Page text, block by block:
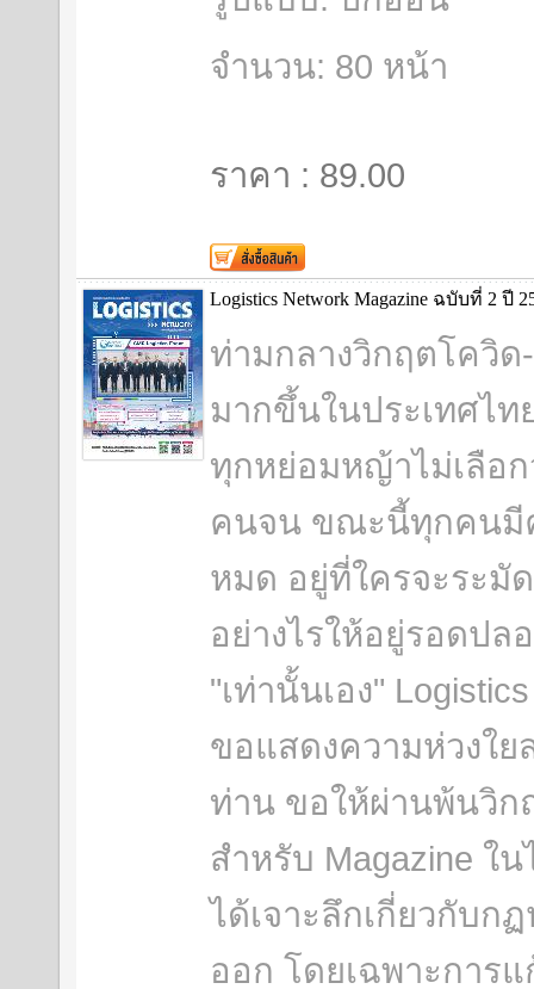
จำนวน: 80 หน้า
ราคา : 89.00
Logistics Network Magazine ฉบับที่ 2 ปี
ท่ามกลางวิกฤตโควิ
มากขึ้นในประเทศไท
ทุกหย่อมหญ้าไม่เลือ
คนจน ขณะนี้ทุกคนมี
หมด อยู่ที่ใครจะระมั
อย่างไรให้อยู่รอดปล
"เท่านั้นเอง"
ขอแสดงความห่วงใ
ท่าน ขอให้ผ่านพ้นวิ
สำหรับ Magazine ใ
ได้เจาะลึกเกี่ยวกับก
ออก โดยเฉพาะการ